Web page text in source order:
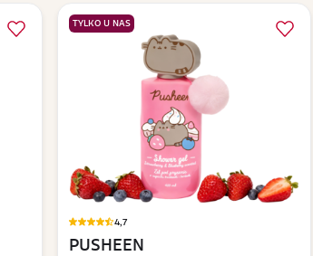
TYLKO U NAS
4,7
PUSHEEN